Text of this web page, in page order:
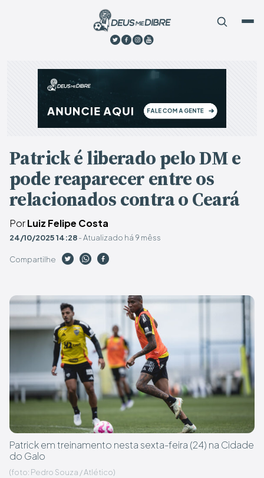
Patrick é liberado pelo DM e
pode reaparecer entre os
relacionados contra o Ceará
PorLuiz Felipe Costa
24/10/2025 14:28- Atualizado há 9 mêss
Compartilhe
Patrick em treinamento nesta sexta-feira (24) na Cidade
do Galo
(foto: Pedro Souza / Atlético)